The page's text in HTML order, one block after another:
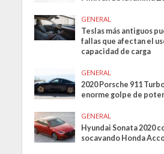
GENERAL
Teslas más antiguos
fallas que afectan el
capacidad de carga
GENERAL
2020 Porsche 911
enorme golpe de
GENERAL
Hyundai Sonata 2020
socavando Honda